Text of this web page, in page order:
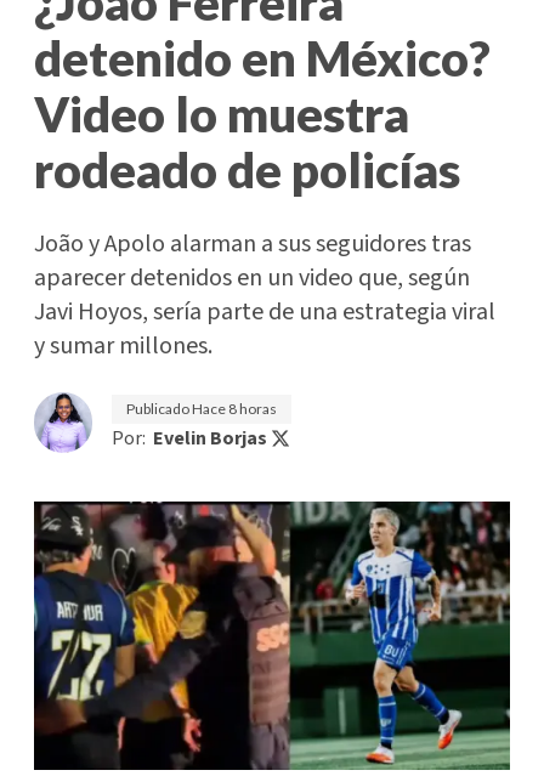
detenido en México?
Video lo muestra
rodeado de policías
João y Apolo alarman a sus seguidores tras
aparecer detenidos en un video que, según
Javi Hoyos, sería parte de una estrategia viral
y sumar millones.
PublicadoHace 8 horas
Por: Evelin Borjas